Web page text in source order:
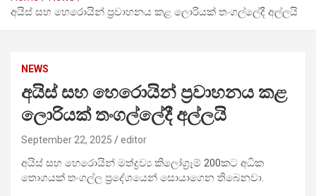
අයිස් සහ හෙරොයින් ප්‍රවාහනය කළ ලොරියක් තංගල්ලේදී අල්ලයි
NEWS
අයිස් සහ හෙරොයින් ප්‍රවාහනය කළ
ලොරියක් තංගල්ලේදී අල්ලයි
September 22, 2025 editor
අයිස් සහ හෙරොයින් මත්ද්‍රව්‍ය කිලෝග්‍රෑම් 200කට අධික
තොගයක් තංගල්ල ප්‍රදේශයෙන් සොයා‍ගෙන තිබෙනවා‍.